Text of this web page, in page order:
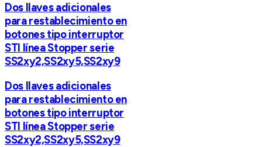
Dos llaves adicionales
para restablecimiento en
botones tipo interruptor
STI línea Stopper serie
SS2xy2,SS2xy5,SS2xy9
Dos llaves adicionales
para restablecimiento en
botones tipo interruptor
STI línea Stopper serie
SS2xy2,SS2xy5,SS2xy9